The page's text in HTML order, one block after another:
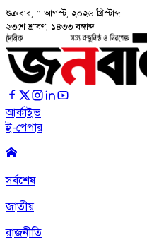
শুক্রবার, ৭ আগস্ট, ২০২৬ খ্রিস্টাব্দ
২৩শে শ্রাবণ, ১৪৩৩ বঙ্গাব্দ
আর্কাইভ
ই-পেপার
সর্বশেষ
জাতীয়
রাজনীতি